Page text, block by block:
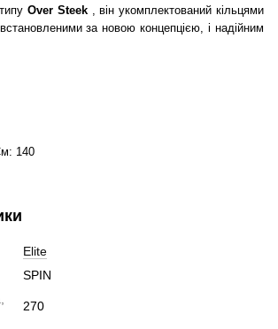
Over Steek
, він укомплектований кільцями
встановленими за новою концепцією, і надійним
140
Elite
SPIN
270